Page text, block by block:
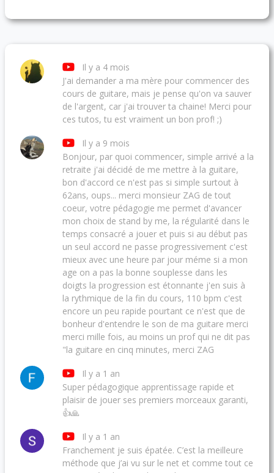
Il y a 4 mois
J'ai demander a ma mère pour commencer des
cours de guitare, mais je pense qu'on va sauver
de l'argent, car j'ai trouver ta chaine! Merci pour
ces tutos, tu est vraiment un bon prof! ;)
Il y a 9 mois
Bonjour, par quoi commencer, simple arrivé a la
retraite j'ai décidé de me mettre à la guitare,
bon d'accord ce n'est pas si simple surtout à
62ans, oups... merci monsieur ZAG de tout
coeur, votre pédagogie me permet d'avancer
mon choix de stand by me, la régularité dans le
temps consacré a jouer et puis si au début pas
un seul accord ne passe progressivement c'est
mieux avec une heure par jour méme si a mon
age on a pas la bonne souplesse dans les
doigts la progression est étonnante j'en suis à
la rythmique de la fin du cours, 110 bpm c'est
encore un peu rapide pourtant ce n'est que de
bonheur d'entendre le son de ma guitare merci
merci mille fois, au moins un prof qui ne dit pas
"la guitare en cinq minutes, merci ZAG
Il y a 1 an
Super pédagogique apprentissage rapide et
plaisir de jouer ses premiers morceaux garanti,
👍🙏
Il y a 1 an
Franchement je suis épatée. C’est la meilleure
méthode que j’ai vu sur le net et comme tout ce